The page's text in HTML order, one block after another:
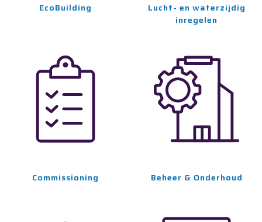
EcoBuilding
Lucht- en waterzijdig
inregelen
Commissioning Beheer & Onderhoud